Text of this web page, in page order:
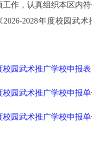
，认真组织本区内符
2028年度校园武
校园武术推广学校申报表
校园武术推广学校申报
校园武术推广学校申报